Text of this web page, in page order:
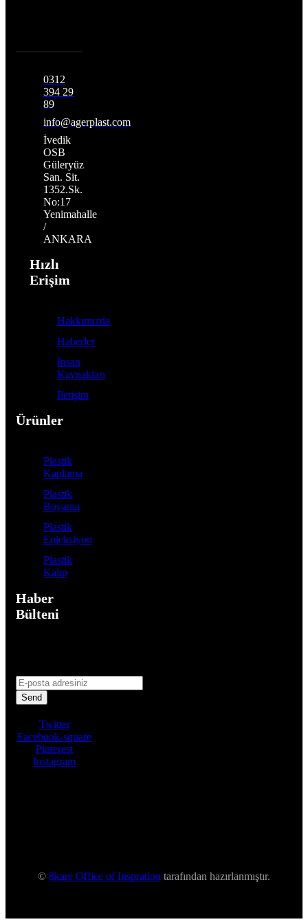
0312
394 29
89
info@agerplast.com
İvedik
OSB
Güleryüz
San. Sit.
1352.Sk.
No:17
Yenimahalle
/
ANKARA
Hızlı
Erişim
Hakkımızda
Haberler
İnsan
Kaynakları
İletişim
Ürünler
Plastik
Kaplama
Plastik
Boyama
Plastik
Enjeksiyon
Plastik
Kalıp
Haber
Bülteni
Twitter
Facebook-square
Pinterest
Instagram
© 8kare Office of Inspration tarafından hazırlanmıştır.